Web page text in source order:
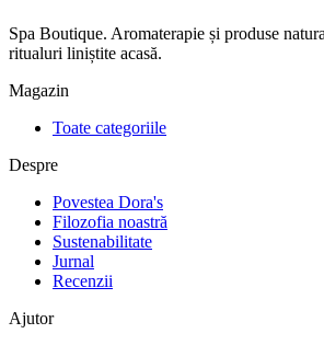
Spa Boutique. Aromaterapie și produse
ritualuri liniștite acasă.
Magazin
Toate categoriile
Despre
Povestea Dora's
Filozofia noastră
Sustenabilitate
Jurnal
Recenzii
Ajutor